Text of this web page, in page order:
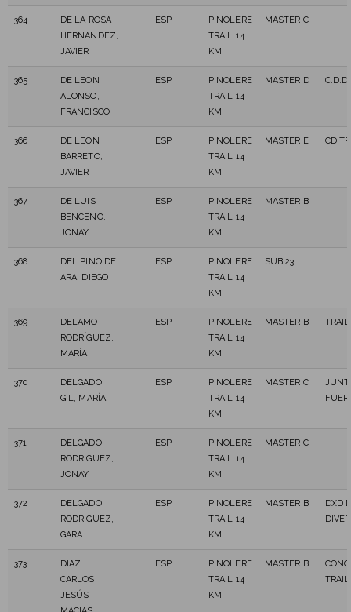
364
DE LA ROSA
HERNANDEZ,
JAVIER
ESP
PINOLERE
TRAIL 14
KM
MASTER C
365
DE LEON
ALONSO,
FRANCISCO
ESP
PINOLERE
TRAIL 14
KM
MASTER D
366
DE LEON
BARRETO,
JAVIER
ESP
PINOLERE
TRAIL 14
KM
MASTER E CD
367
DE LUIS
BENCENO,
JONAY
ESP
PINOLERE
TRAIL 14
KM
MASTER B
368
DEL PINO DE
ARA, DIEGO
ESP
PINOLERE
TRAIL 14
KM
SUB 23
369
DELAMO
RODRÍGUEZ,
MARÍA
ESP
PINOLERE
TRAIL 14
KM
MASTER B
370
DELGADO
GIL, MARÍA
ESP
PINOLERE
TRAIL 14
KM
MASTER C
371
DELGADO
RODRIGUEZ,
JONAY
ESP
PINOLERE
TRAIL 14
KM
MASTER C
372
DELGADO
RODRIGUEZ,
GARA
ESP
PINOLERE
TRAIL 14
KM
MASTER B
DXD
373
DIAZ
CARLOS,
JESÚS
ESP
PINOLERE
TRAIL 14
KM
MASTER B
TRAIL